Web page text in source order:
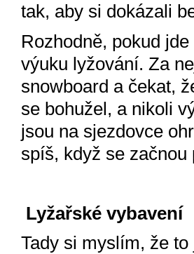
tak, aby si dokázali
Rozhodně, pokud
výuku lyžování. Za
snowboard a čekat,
se bohužel, a nikoli
jsou na sjezdovce
spíš, když se začnou
Lyžařské vybavení
Tady si myslím, že